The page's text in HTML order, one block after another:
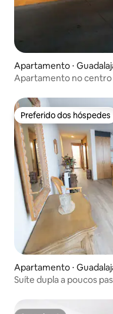
Apartamento ⋅
Apartamento no centro
Preferido dos hóspedes
Preferido dos hóspedes
Apartamento ⋅
Suíte dupla a poucos